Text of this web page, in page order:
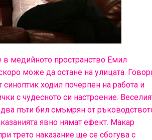
в медийното пространство Емил
може да остане на улицата.
синоптик ходил почерпен на работа и
с чудесното си настроение.
пъти бил смъмрян от
явно нямат ефект. Макар
трето наказание ще се сбогува с